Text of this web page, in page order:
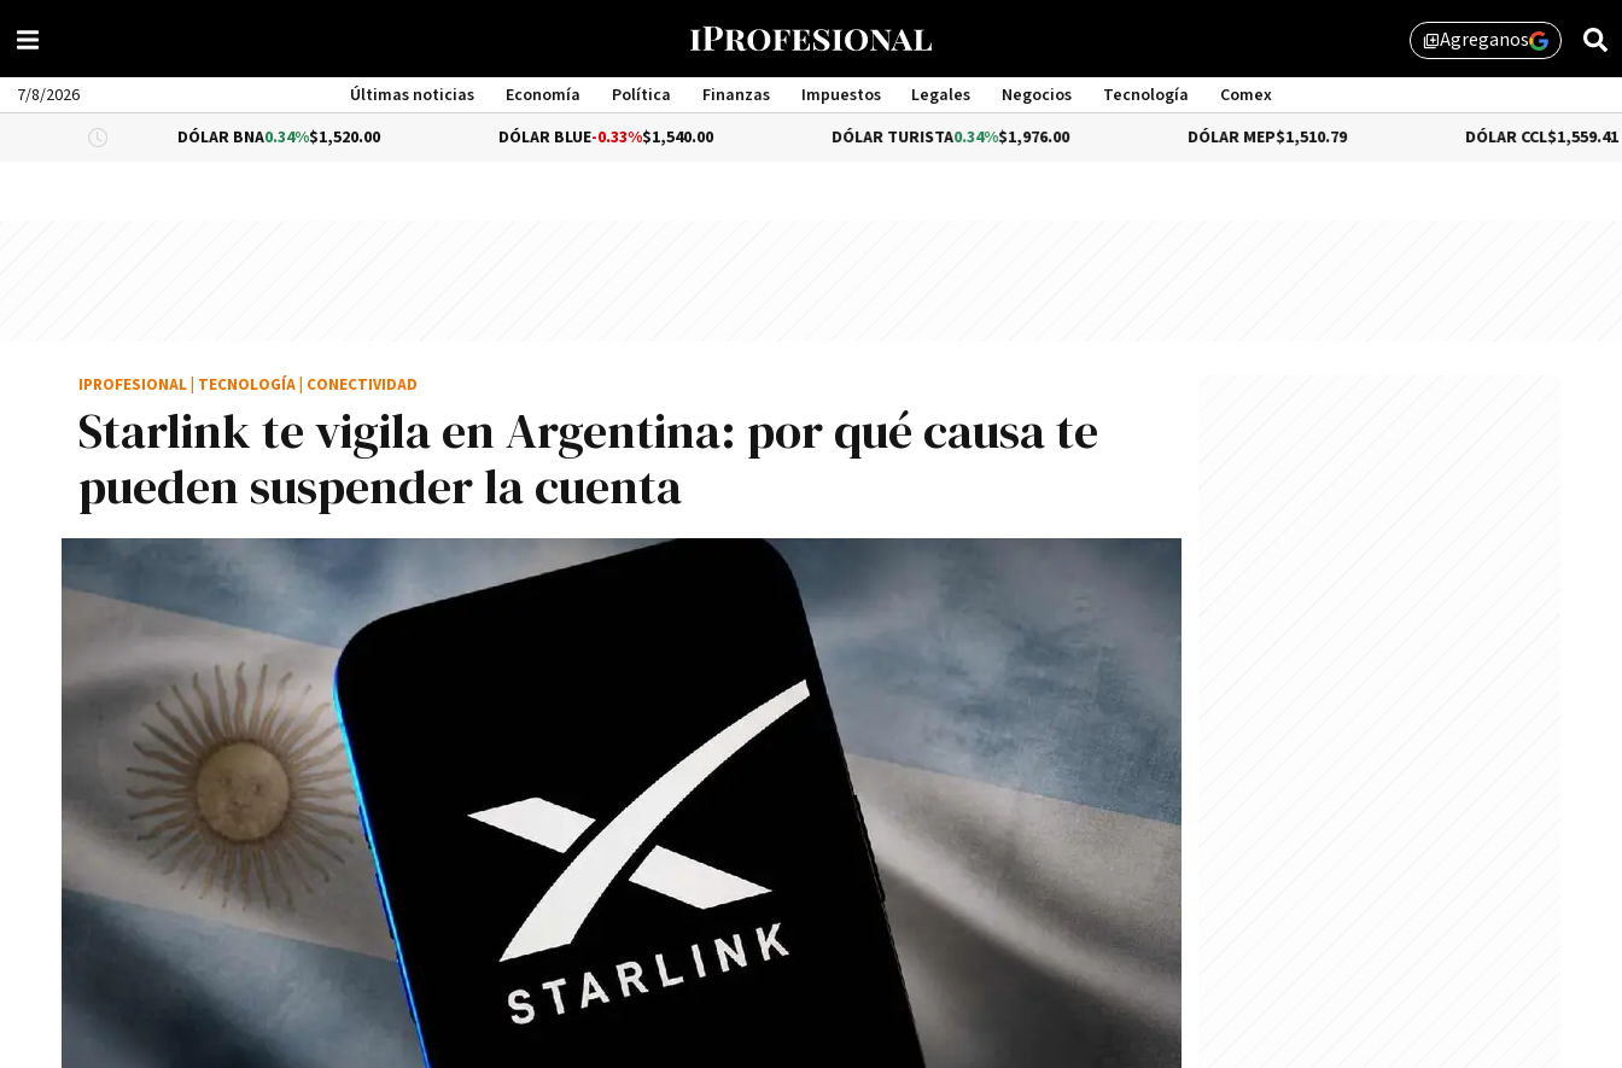
library_addAgreganos
7/8/2026 Últimas noticias Economía Política Finanzas Impuestos Legales Negocios Tecnología
Comex
Management
DÓLAR BNA0.34% $1,520.00 DÓLAR BLUE-0.33%$1,540.00 DÓLAR TURISTA0.34%$1,976.00 DÓLAR MEP$1,510.79 DÓLAR CCL$1,559.41
Starlink te vigila en Argentina: por qué causa te
pueden suspender la cuenta
IPROFESIONAL TECNOLOGÍA CONECTIVIDAD